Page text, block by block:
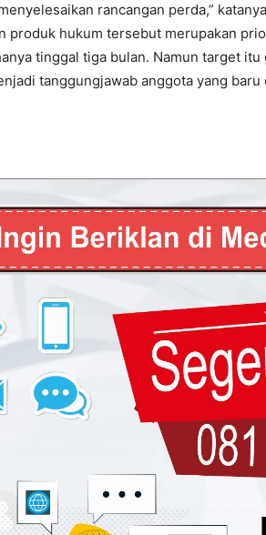
rancangan perda,”
produk hukum tersebut merupakan
tinggal tiga bulan. Namun target
tanggungjawab anggota yang baru